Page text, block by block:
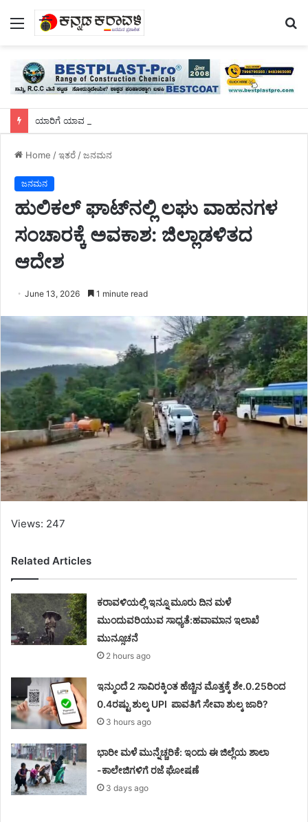
Menu
ಯಾರಿಗೆ ಯಾವ ಖಾತೆ? ಇಲ್ಲಿದೆ..ಸಚಿವರ ಸಂಭಾವ್ಯ ಪಟ್ಟಿ!
Home /ಇತರೆ/ಜನಮನ
ಜನಮನ
ಹುಲಿಕಲ್ ಘಾಟ್‌ನಲ್ಲಿ ಲಘು ವಾಹನಗಳ
ಸಂಚಾರಕ್ಕೆ ಅವಕಾಶ: ಜಿಲ್ಲಾಡಳಿತದ
ಆದೇಶ
June 13, 2026 1 minute read
Views: 247
Related Articles
ಕರಾವಳಿಯಲ್ಲಿ ಇನ್ನೂ ಮೂರು ದಿನ ಮಳೆ
ಮುಂದುವರಿಯುವ ಸಾಧ್ಯತೆ:ಹವಾಮಾನ ಇಲಾಖೆ
ಮುನ್ಸೂಚನೆ
2 hours ago
ಇನ್ಮುಂದೆ 2 ಸಾವಿರಕ್ಕಿಂತ ಹೆಚ್ಚಿನ ಮೊತ್ತಕ್ಕೆ ಶೇ.0.25ರಿಂದ
0.4ರಷ್ಟು ಶುಲ್ಕ UPI ಪಾವತಿಗೆ ಸೇವಾ ಶುಲ್ಕ ಜಾರಿ?
3 hours ago
ಭಾರೀ ಮಳೆ ಮುನ್ನೆಚ್ಚರಿಕೆ: ಇಂದು ಈ ಜಿಲ್ಲೆಯ ಶಾಲಾ
-ಕಾಲೇಜಿಗಳಿಗೆ ರಜೆ ಘೋಷಣೆ
3 days ago